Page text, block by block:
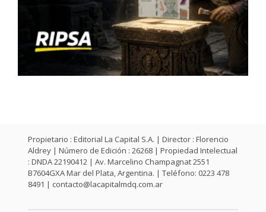
Propietario : Editorial La Capital S.A. | Director : Florencio
Aldrey | Número de Edición : 26268 | Propiedad Intelectual
: DNDA 22190412 | Av. Marcelino Champagnat 2551
B7604GXA Mar del Plata, Argentina. | Teléfono: 0223 478
8491 | contacto@lacapitalmdq.com.ar